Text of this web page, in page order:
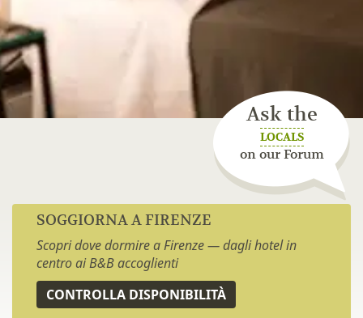
Ask the
LOCALS
on our Forum
SOGGIORNA A FIRENZE
Scopri dove dormire a Firenze — dagli hotel in
centro ai B&B accoglienti
CONTROLLA DISPONIBILITÀ